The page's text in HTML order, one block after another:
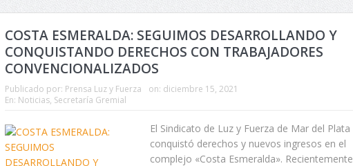
COSTA ESMERALDA: SEGUIMOS DESARROLLANDO Y
CONQUISTANDO DERECHOS CON TRABAJADORES
CONVENCIONALIZADOS
Publicado por: Prensa Luz y Fuerza on: diciembre 15, 2021
En: Noticias, Secretaría Gremial
El Sindicato de Luz y Fuerza de Mar del Plata
conquistó derechos y nuevos ingresos en el
complejo «Costa Esmeralda». Recientemente